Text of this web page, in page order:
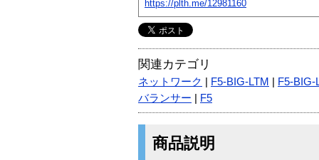
https://plth.me/12981160
関連カテゴリ
ネットワーク F5-BIG-LTM
F5-BIG-
バランサー
F5
商品説明